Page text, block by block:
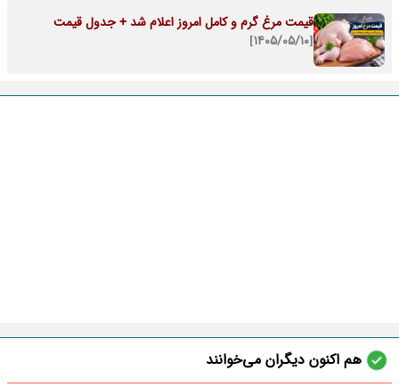
قیمت مرغ گرم و کامل امروز اعلام شد + جدول قیمت
[۱۴۰۵/۰۵/۱۰]
هم اکنون دیگران می‌خوانند